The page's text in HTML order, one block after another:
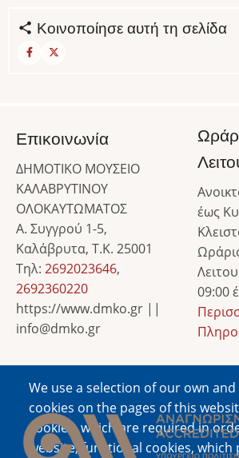
Κοινοποίησε αυτή τη σελίδα
We use a selection of our own
cookies on the pages of this
cookies, which are required in
website; functional cookies,
Επικοινωνία
ΔΗΜΟΤΙΚΟ ΜΟΥΣΕΙΟ
ΚΑΛΑΒΡΥΤΙΝΟΥ
ΟΛΟΚΑΥΤΩΜΑΤΟΣ
Α. Συγγρού 1-5,
Καλάβρυτα, Τ.Κ. 25001
Τηλ: 2692023646,
2692360220
https://www.dmko.gr ||
info@dmko.gr
έως
09:00
Image